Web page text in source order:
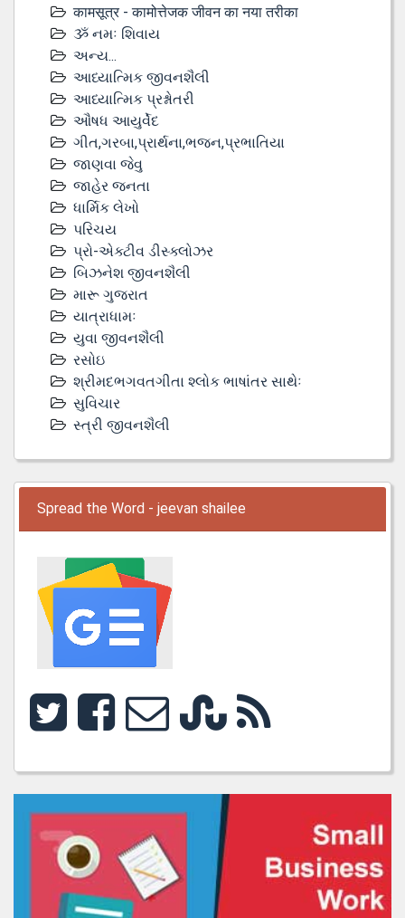
कामसूत्र - कामोत्तेजक जीवन का नया तरीका
ૐ નમઃ શિવાય
અન્ય...
આધ્યાત્મિક જીવનશૈલી
આધ્યાત્મિક પ્રશ્નોતરી
ઔષધ આયુર્વેદ
ગીત,ગરબા,પ્રાર્થના,ભજન,પ્રભાતિયા
જાણવા જેવુ
જાહેર જનતા
ધાર્મિક લેખો
પરિચય
પ્રો-એક્ટીવ ડીસ્‍ક્લોઝર
બિઝનેશ જીવનશૈલી
મારૂ ગુજરાત
યાત્રાધામઃ
યુવા જીવનશૈલી
રસોઇ
શ્રીમદભગવતગીતા શ્લોક ભાષાંતર સાથેઃ
સુવિચાર
સ્ત્રી જીવનશૈલી
Spread the Word - jeevan shailee